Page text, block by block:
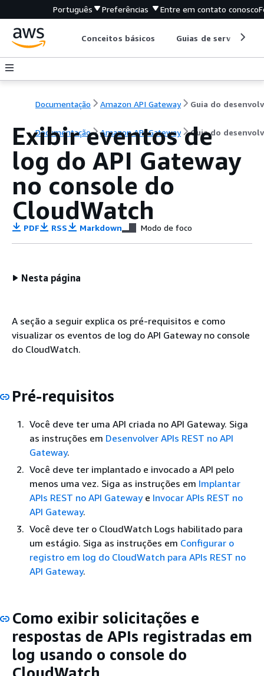
Português Preferências Entre em contato conosco
Conceitos básicos Guias de serviço
Documentação Amazon API Gateway
Documentação Amazon API Gateway Guia do
Exibir eventos de
log do API Gateway
no console do
CloudWatch
PDF RSS Markdown Modo de foco
Nesta página
A seção a seguir explica os pré-requisitos e como
visualizar os eventos de log do API Gateway no console
do CloudWatch.
Pré-requisitos
Você deve ter uma API criada no API Gateway. Siga
as instruções em Desenvolver APIs REST no API
Gateway.
Você deve ter implantado e invocado a API pelo
menos uma vez. Siga as instruções em Implantar
APIs REST no API Gatewaye Invocar APIs REST no
API Gateway.
Você deve ter o CloudWatch Logs habilitado para
um estágio. Siga as instruções em Configurar o
registro em log do CloudWatch para APIs REST no
API Gateway.
Como exibir solicitações e
respostas de APIs registradas em
log usando o console do